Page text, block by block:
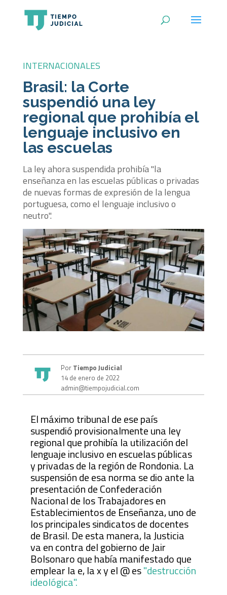
INTERNACIONALES
Brasil: la Corte
suspendió una ley
regional que prohibía el
lenguaje inclusivo en
las escuelas
La ley ahora suspendida prohibía "la
enseñanza en las escuelas públicas o privadas
de nuevas formas de expresión de la lengua
portuguesa, como el lenguaje inclusivo o
neutro".
PorTiempo Judicial
14 de enero de 2022
admin@tiempojudicial.com
El máximo tribunal de ese país
suspendió provisionalmente una ley
regional que prohibía la utilización del
lenguaje inclusivo en escuelas públicas
y privadas de la región de Rondonia. La
suspensión de esa norma se dio ante la
presentación de Confederación
Nacional de los Trabajadores en
Establecimientos de Enseñanza, uno de
los principales sindicatos de docentes
de Brasil. De esta manera, la Justicia
va en contra del gobierno de Jair
Bolsonaro que había manifestado que
emplear la e, la x y el @ es"destrucción
ideológica".